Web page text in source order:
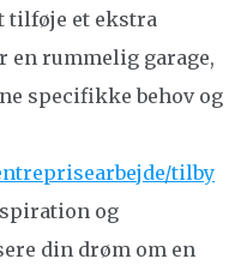
tilføje et ekstra
en rummelig garage,
specifikke behov og
tilby
og
din drøm om en